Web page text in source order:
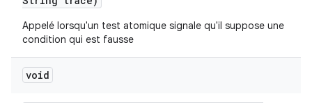
Appelé lorsqu'un test atomique signale qu'il suppose une
condition qui est fausse
void